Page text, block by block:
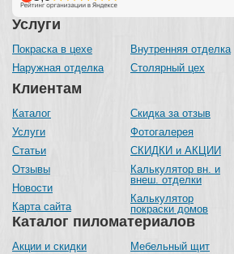
Каталог пиломатериалов
Акции и скидки
Мебельный щит
Услуги
Покраска в цехе
Наружная отделка
Внутренняя отделка
Столярный цех
Клиентам
Каталог
Услуги
Статьи
Отзывы
Новости
Карта сайта
Скидка за отзыв
Фотогалерея
СКИДКИ и АКЦИИ
Калькулятор вн. и
внеш. отделки
Калькулятор
покраски домов